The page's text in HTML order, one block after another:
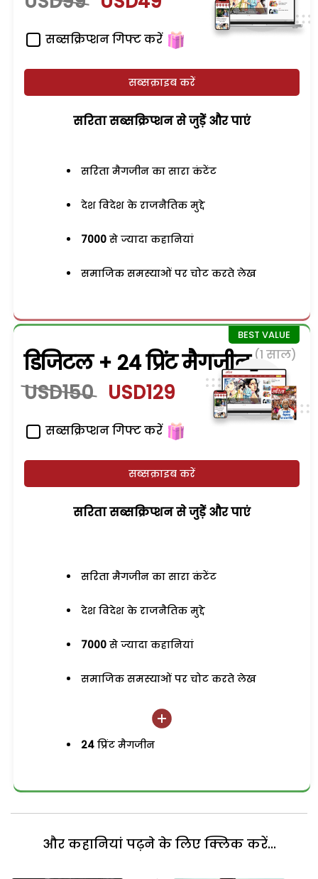
सब्सक्रिप्शन गिफ्ट करें
सब्सक्राइब करें
सरिता सब्सक्रिप्शन से जुड़ेें और पाएं
सरिता मैगजीन का सारा कंटेंट
देश विदेश के राजनैतिक मुद्दे
7000 से ज्यादा कहानियां
समाजिक समस्याओं पर चोट करते लेख
डिजिटल + 24 प्रिंट मैगजीन (1 साल)
USD150 USD129
सब्सक्रिप्शन गिफ्ट करें
सब्सक्राइब करें
सरिता सब्सक्रिप्शन से जुड़ेें और पाएं
सरिता मैगजीन का सारा कंटेंट
देश विदेश के राजनैतिक मुद्दे
7000 से ज्यादा कहानियां
समाजिक समस्याओं पर चोट करते लेख
24 प्रिंट मैगजीन
और कहानियां पढ़ने के लिए क्लिक करें...